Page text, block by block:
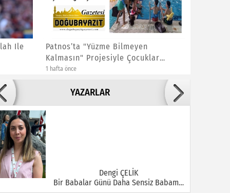
Ile
Patnos’ta "Yüzme Bilmeyen
Kalmasın" Projesiyle Çocuklar
Yüzm...
1 hafta önce
YAZARLAR
Bu Şehrin Ortasında Çürüyen Bir Yapı Var
Dengi ÇELİK
Bir Babalar Günü Daha Sensiz Babam…